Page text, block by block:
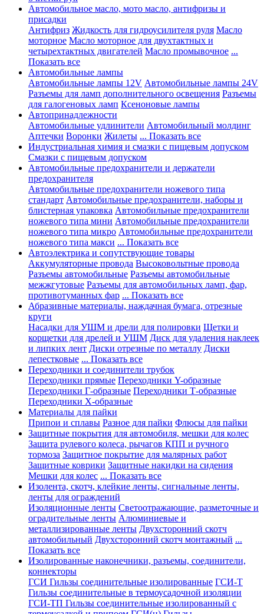
Автомобильное масло, мото масло, антифризы и
присадки
Антифриз Жидкость для гидроусилителя руля Масло
моторное Масло моторное для двухтактных и
четырехтактных двигателей Масло промывочное ...
Показать все
Автомобильные лампы
Автомобильные лампы 12V Автомобильные лампы 24V
Разъемы для ламп дополнительного освещения Разъемы
для галогеновых ламп Ксеноновые лампы
Автопринадлежности
Автомобильные удлинители Автомобильный молдинг
Аптечки Воронки Жилеты ... Показать все
Индустриальная химия и смазки с пищевым допуском
Смазки с пищевым допуском
Автомобильные предохранители и держатели
предохранителя
Автомобильные предохранители ножевого типа
стандарт Автомобильные предохранители, наборы и
блистерная упаковка Автомобильные предохранители
ножевого типа мини Автомобильные предохранители
ножевого типа микро Автомобильные предохранители
ножевого типа макси ... Показать все
Автоэлектрика и сопутствующие товары
Аккумуляторные провода Высоковольтные провода
Разъемы автомобильные Разъемы автомобильные
межжгутовые Разъемы для автомобильных ламп, фар,
противотуманных фар ... Показать все
Абразивные материалы, наждачная бумага, отрезные
круги
Насадки для УШМ и дрели для полировки Щетки и
корщетки для дрелей и УШМ Диск для удаления наклеек
и липких лент Диски отрезные по металлу Диски
лепестковые ... Показать все
Переходники и соединители трубок
Переходники прямые Переходники Y-образные
Переходники Г-образные Переходники Т-образные
Переходники Х-образные
Материалы для пайки
Припои и сплавы Разное для пайки Флюсы для пайки
Защитные покрытия для автомобиля, мешки для колес
Защита рулевого колеса, рычагов КПП и ручного
тормоза Защитное покрытие для малярных работ
Защитные коврики Защитные накидки на сидения
Мешки для колес ... Показать все
Изолента, скотч, клейкие ленты, сигнальные ленты,
ленты для ограждений
Изоляционные ленты Светоотражающие, разметочные и
оградительные ленты Алюминиевые и
металлизированные ленты Двухсторонний скотч
автомобильный Двухсторонний скотч монтажный ...
Показать все
Изолированные наконечники, разъемы, соединители,
коннекторы
ГСИ Гильзы соединительные изолированные ГСИ-Т
Гильзы соединительные в термоусадочной изоляции
ГСИ-ТП Гильзы соединительные изолированный с